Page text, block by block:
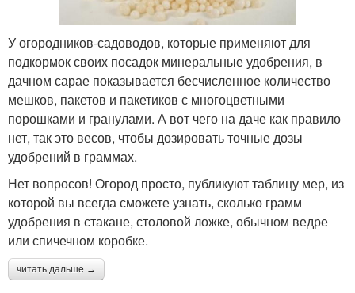
У огородников-садоводов, которые применяют для
подкормок своих посадок минеральные удобрения, в
дачном сарае показывается бесчисленное количество
мешков, пакетов и пакетиков с многоцветными
порошками и гранулами. А вот чего на даче как правило
нет, так это весов, чтобы дозировать точные дозы
удобрений в граммах.
Нет вопросов! Огород просто, публикуют таблицу мер, из
которой вы всегда сможете узнать, сколько грамм
удобрения в стакане, столовой ложке, обычном ведре
или спичечном коробке.
читать дальше →